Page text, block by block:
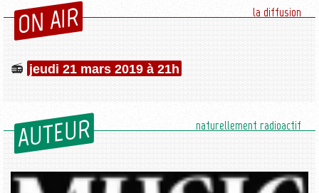
ON AIR la diffusion
jeudi 21 mars 2019 à 21h
AUTEUR naturellement radioactif